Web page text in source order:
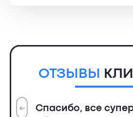
ОТЗЫВЫ
Спасибо, все
➜